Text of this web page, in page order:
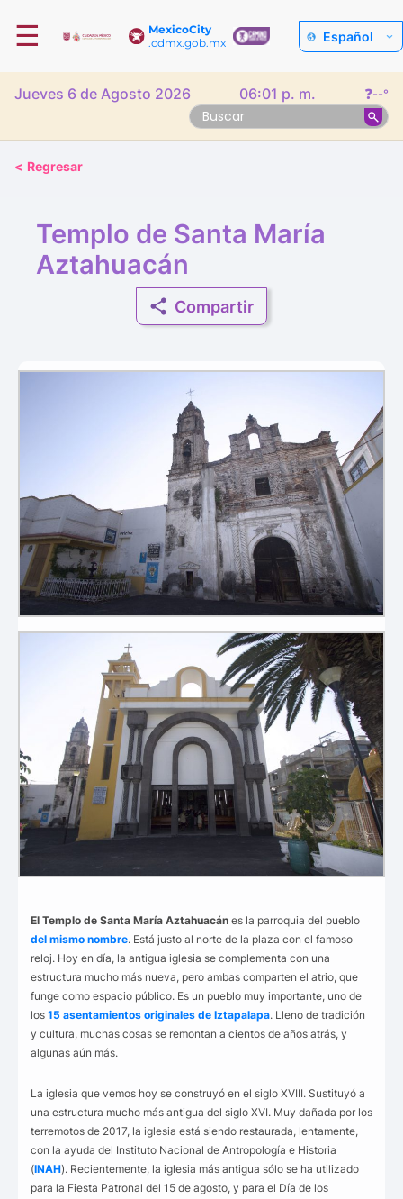
MexicoCity
.cdmx.gob.mx
☰ Español
Jueves 6 de Agosto 2026 06:01 p. m. ❓--°
< Regresar
Templo de Santa María
Aztahuacán
Compartir
El Templo de Santa María Aztahuacán es la parroquia del pueblo
del mismo nombre. Está justo al norte de la plaza con el famoso
reloj. Hoy en día, la antigua iglesia se complementa con una
estructura mucho más nueva, pero ambas comparten el atrio, que
funge como espacio público. Es un pueblo muy importante, uno de
los 15 asentamientos originales de Iztapalapa. Lleno de tradición
y cultura, muchas cosas se remontan a cientos de años atrás, y
algunas aún más.
La iglesia que vemos hoy se construyó en el siglo XVIII. Sustituyó a
una estructura mucho más antigua del siglo XVI. Muy dañada por los
terremotos de 2017, la iglesia está siendo restaurada, lentamente,
con la ayuda del Instituto Nacional de Antropología e Historia
(INAH). Recientemente, la iglesia más antigua sólo se ha utilizado
para la Fiesta Patronal del 15 de agosto, y para el Día de los